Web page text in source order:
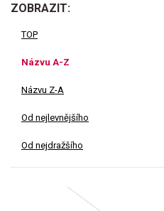
ZOBRAZIT:
TOP
Názvu A-Z
Názvu Z-A
Od nejlevnějšího
Od nejdražšího